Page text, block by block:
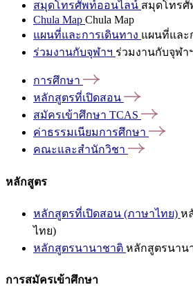
สมุดโทรศัพท์ออนไลน์ สมุดโทร
Chula Map Chula Map
แผนที่และการเดินทาง แผนที่และ
ร่วมงานกับจุฬาฯ ร่วมงานกับจุฬา
การศึกษา
หลักสูตรที่เปิดสอน
สมัครเข้าศึกษา TCAS
ค่าธรรมเนียมการศึกษา
คณะและสำนักวิชา
หลักสูตร
หลักสูตรที่เปิดสอน (ภาษาไทย) ห
ไทย)
หลักสูตรนานาชาติ หลักสูตรนาน
การสมัครเข้าศึกษา